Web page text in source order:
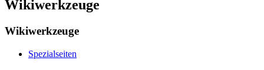
Wikiwerkzeuge
Wikiwerkzeuge
Spezialseiten